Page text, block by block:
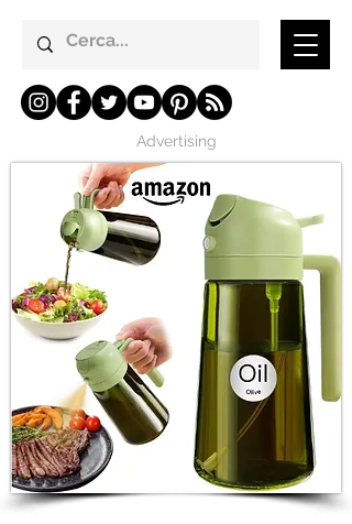
Advertising